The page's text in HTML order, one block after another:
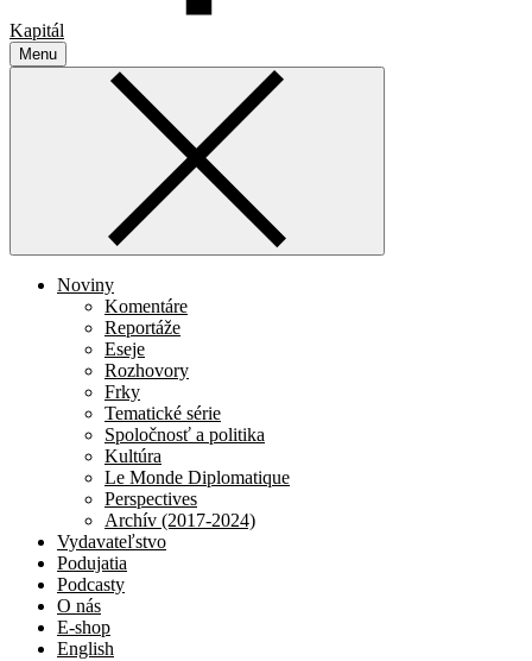
Kapitál
Menu
Noviny
Komentáre
Reportáže
Eseje
Rozhovory
Frky
Tematické série
Spoločnosť a politika
Kultúra
Le Monde Diplomatique
Perspectives
Archív (2017-2024)
Vydavateľstvo
Podujatia
Podcasty
O nás
E-shop
English